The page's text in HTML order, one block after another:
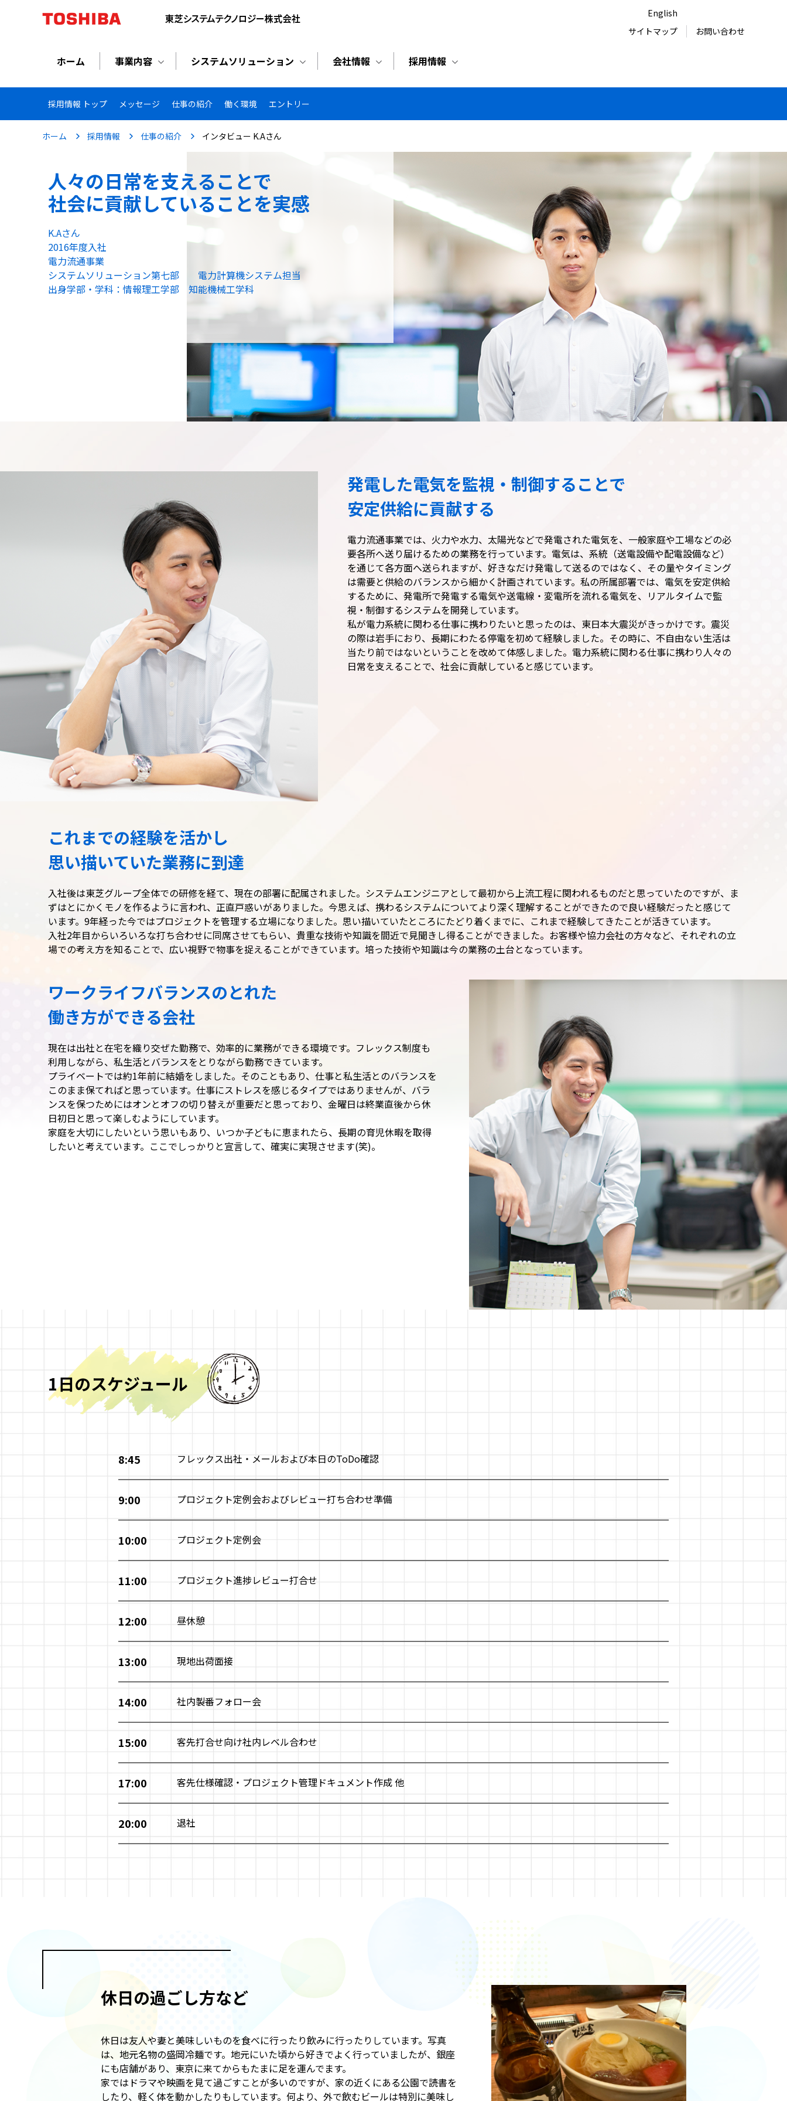
English
サイトマップ
お問い合わせ
ホーム 事業内容 システムソリューション 会社情報 採用情報
採用情報 トップ メッセージ 仕事の紹介 働く環境 エントリー
ホーム 採用情報 仕事の紹介 インタビュー K.Aさん
人々の日常を支えることで
社会に貢献していることを実感
K.Aさん
2016年度入社
電力流通事業
システムソリューション第七部 電力計算機システム担当
出身学部・学科：情報理工学部 知能機械工学科
発電した電気を監視・制御することで
安定供給に貢献する
電力流通事業では、火力や水力、太陽光などで発電された電気を、一般家庭や工場などの必
要各所へ送り届けるための業務を行っています。電気は、系統（送電設備や配電設備など）
を通じて各方面へ送られますが、好きなだけ発電して送るのではなく、その量やタイミング
は需要と供給のバランスから細かく計画されています。私の所属部署では、電気を安定供給
するために、発電所で発電する電気や送電線・変電所を流れる電気を、リアルタイムで監
視・制御するシステムを開発しています。
私が電力系統に関わる仕事に携わりたいと思ったのは、東日本大震災がきっかけです。震災
の際は岩手におり、長期にわたる停電を初めて経験しました。その時に、不自由ない生活は
当たり前ではないということを改めて体感しました。電力系統に関わる仕事に携わり人々の
日常を支えることで、社会に貢献していると感じています。
これまでの経験を活かし
思い描いていた業務に到達
入社後は東芝グループ全体での研修を経て、現在の部署に配属されました。システムエンジニアとして最初から上流工程に関われるものだと思っていたのですが、ま
ずはとにかくモノを作るように言われ、正直戸惑いがありました。今思えば、携わるシステムについてより深く理解することができたので良い経験だったと感じて
います。9年経った今ではプロジェクトを管理する立場になりました。思い描いていたところにたどり着くまでに、これまで経験してきたことが活きています。
入社2年目からいろいろな打ち合わせに同席させてもらい、貴重な技術や知識を間近で見聞きし得ることができました。お客様や協力会社の方々など、それぞれの立
場での考え方を知ることで、広い視野で物事を捉えることができています。培った技術や知識は今の業務の土台となっています。
ワークライフバランスのとれた
働き方ができる会社
現在は出社と在宅を織り交ぜた勤務で、効率的に業務ができる環境です。フレックス制度も
利用しながら、私生活とバランスをとりながら勤務できています。
プライベートでは約1年前に結婚をしました。そのこともあり、仕事と私生活とのバランスを
このまま保てればと思っています。仕事にストレスを感じるタイプではありませんが、バラ
ンスを保つためにはオンとオフの切り替えが重要だと思っており、金曜日は終業直後から休
日初日と思って楽しむようにしています。
家庭を大切にしたいという思いもあり、いつか子どもに恵まれたら、長期の育児休暇を取得
したいと考えています。ここでしっかりと宣言して、確実に実現させます(笑)。
1日のスケジュール
8:45 フレックス出社・メールおよび本日のToDo確認
9:00 プロジェクト定例会およびレビュー打ち合わせ準備
10:00 プロジェクト定例会
11:00 プロジェクト進捗レビュー打合せ
12:00 昼休憩
13:00 現地出荷面接
14:00 社内製番フォロー会
15:00 客先打合せ向け社内レベル合わせ
17:00 客先仕様確認・プロジェクト管理ドキュメント作成 他
20:00 退社
休日の過ごし方など
休日は友人や妻と美味しいものを食べに行ったり飲みに行ったりしています。写真
は、地元名物の盛岡冷麺です。地元にいた頃から好きでよく行っていましたが、銀座
にも店舗があり、東京に来てからもたまに足を運んでます。
家ではドラマや映画を見て過ごすことが多いのですが、家の近くにある公園で読書を
したり、軽く体を動かしたりもしています。何より、外で飲むビールは特別に美味し